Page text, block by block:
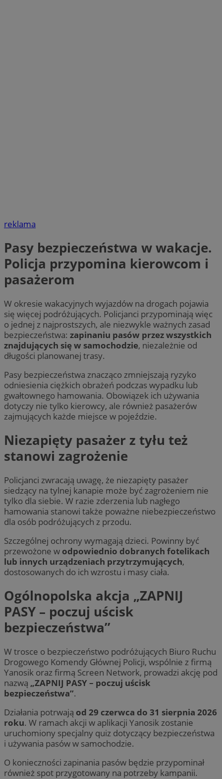
reklama
Pasy bezpieczeństwa w wakacje.
Policja przypomina kierowcom i
pasażerom
W okresie wakacyjnych wyjazdów na drogach pojawia
się więcej podróżujących. Policjanci przypominają więc
o jednej z najprostszych, ale niezwykle ważnych zasad
bezpieczeństwa: zapinaniu pasów przez wszystkich
znajdujących się w samochodzie, niezależnie od
długości planowanej trasy.
Pasy bezpieczeństwa znacząco zmniejszają ryzyko
odniesienia ciężkich obrażeń podczas wypadku lub
gwałtownego hamowania. Obowiązek ich używania
dotyczy nie tylko kierowcy, ale również pasażerów
zajmujących każde miejsce w pojeździe.
Niezapięty pasażer z tyłu też
stanowi zagrożenie
Policjanci zwracają uwagę, że niezapięty pasażer
siedzący na tylnej kanapie może być zagrożeniem nie
tylko dla siebie. W razie zderzenia lub nagłego
hamowania stanowi także poważne niebezpieczeństwo
dla osób podróżujących z przodu.
Szczególnej ochrony wymagają dzieci. Powinny być
przewożone w odpowiednio dobranych fotelikach
lub innych urządzeniach przytrzymujących,
dostosowanych do ich wzrostu i masy ciała.
Ogólnopolska akcja „ZAPNIJ
PASY – poczuj uścisk
bezpieczeństwa”
W trosce o bezpieczeństwo podróżujących Biuro Ruchu
Drogowego Komendy Głównej Policji, wspólnie z firmą
Yanosik oraz firmą Screen Network, prowadzi akcję pod
nazwą „ZAPNIJ PASY – poczuj uścisk
bezpieczeństwa”.
Działania potrwają od 29 czerwca do 31 sierpnia 2026
roku. W ramach akcji w aplikacji Yanosik zostanie
uruchomiony specjalny quiz dotyczący bezpieczeństwa
i używania pasów w samochodzie.
O konieczności zapinania pasów będzie przypominał
również spot przygotowany na potrzeby kampanii.